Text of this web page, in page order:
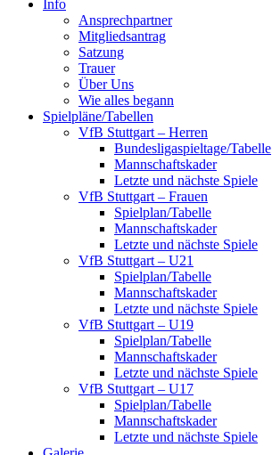
Info
Ansprechpartner
Mitgliedsantrag
Satzung
Trauer
Über Uns
Wie alles begann
Spielpläne/Tabellen
VfB Stuttgart – Herren
Bundesligaspieltage/Tabelle
Mannschaftskader
Letzte und nächste Spiele
VfB Stuttgart – Frauen
Spielplan/Tabelle
Mannschaftskader
Letzte und nächste Spiele
VfB Stuttgart – U21
Spielplan/Tabelle
Mannschaftskader
Letzte und nächste Spiele
VfB Stuttgart – U19
Spielplan/Tabelle
Mannschaftskader
Letzte und nächste Spiele
VfB Stuttgart – U17
Spielplan/Tabelle
Mannschaftskader
Letzte und nächste Spiele